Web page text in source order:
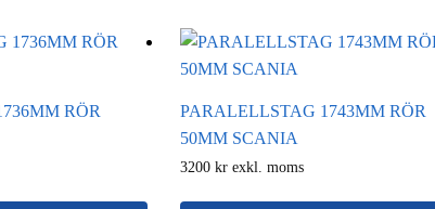
RÖR
PARALELLSTAG 1743MM RÖR
50MM SCANIA
3200 kr exkl. moms